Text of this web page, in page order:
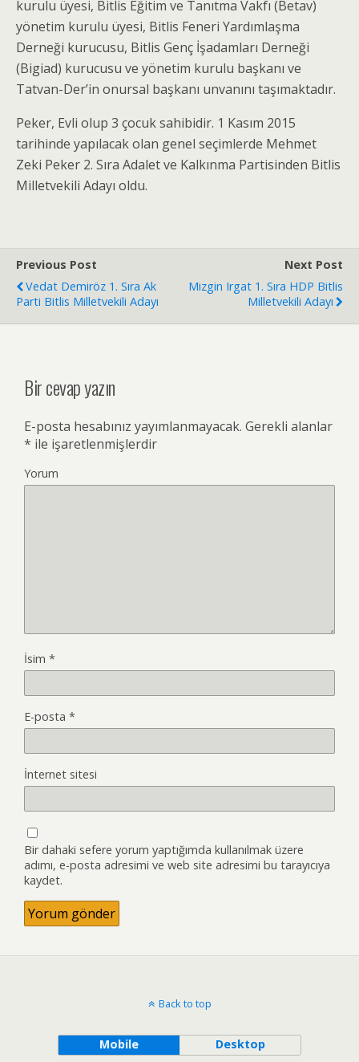
kurulu üyesi, Bitlis Eğitim ve Tanıtma Vakfı (Betav)
yönetim kurulu üyesi, Bitlis Feneri Yardımlaşma
Derneği kurucusu, Bitlis Genç İşadamları Derneği
(Bigiad) kurucusu ve yönetim kurulu başkanı ve
Tatvan-Der’in onursal başkanı unvanını taşımaktadır.
Peker, Evli olup 3 çocuk sahibidir. 1 Kasım 2015
tarihinde yapılacak olan genel seçimlerde Mehmet
Zeki Peker 2. Sıra Adalet ve Kalkınma Partisinden Bitlis
Milletvekili Adayı oldu.
Previous Post
Vedat Demiröz 1. Sıra Ak
Parti Bitlis Milletvekili Adayı
Next Post
Mizgin Irgat 1. Sıra HDP Bitlis
Milletvekili Adayı
Bir cevap yazın
E-posta hesabınız yayımlanmayacak. Gerekli alanlar
* ile işaretlenmişlerdir
Yorum
İsim *
E-posta *
İnternet sitesi
Bir dahaki sefere yorum yaptığımda kullanılmak üzere
adımı, e-posta adresimi ve web site adresimi bu tarayıcıya
kaydet.
Back to top
Mobile Desktop